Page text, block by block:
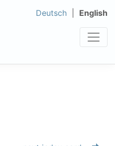
Deutsch English